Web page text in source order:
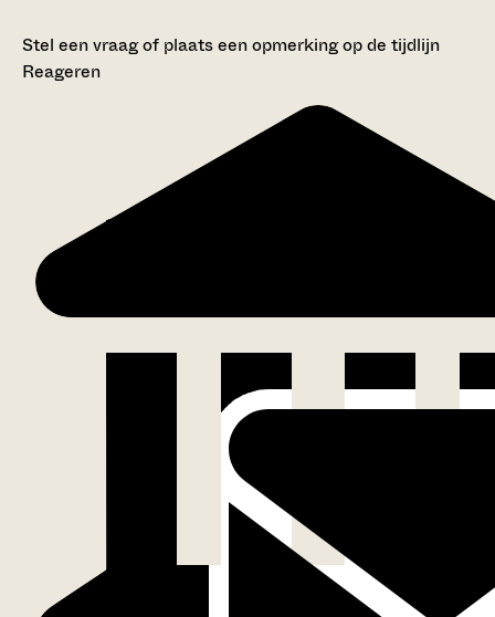
Stel een vraag of plaats een opmerking op de tijdlijn
Reageren